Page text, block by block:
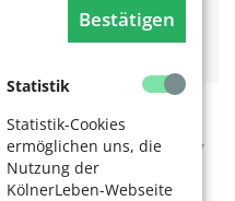
Bestätigen
Statistik
Statistik-Cookies
ermöglichen uns, die
Nutzung der
KölnerLeben-Webseite
(von Daniela
, Diskriminierung
,
, Nationalsozialismus